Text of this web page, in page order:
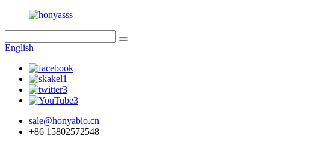
English
sale@honyabio.cn
+86 15802572548